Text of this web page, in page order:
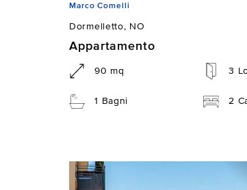
Marco Comelli
Dormelletto, NO
Appartamento
90 mq 3
1 Bagni 2